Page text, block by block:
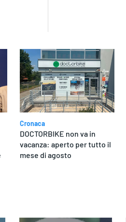
Cronaca
DOCTORBIKE non va in
vacanza: aperto per tutto il
mese di agosto